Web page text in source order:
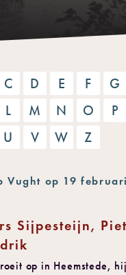
C D E F G
L M N O P
U V W Z
Vught op 19
Sijpesteijn,
op in Heemstede,